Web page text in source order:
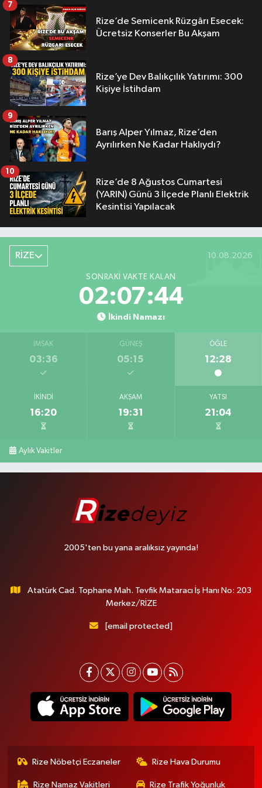
Rize’de Semicenk Rüzgârı Esecek:
Ücretsiz Konserler Bu Akşam
7
Rize’ye Dev Balıkçılık Yatırımı: 300
Kişiye İstihdam
8
Barış Alper Yılmaz, Rize’den
Ayrılırken Ne Kadar Haklıydı?
9
Rize’de 8 Ağustos Cumartesi
(YARIN) Günü 3 İlçede Planlı Elektrik
Kesintisi Yapılacak
10
RİZE 10.08.2026
SONRAKI VAKTE KALAN
02:07:43
İkindi Namazı
İMSAK
03:36
GÜNEŞ
05:15
ÖĞLE
12:28
İKINDI
16:20
AKŞAM
19:31
YATSI
21:04
Aylık Vakitler
2005'ten bu yana aralıksız yayında!
Atatürk Cad. Tophane Mah. Tevfik Mataracı İş Hanı No: 203
Merkez/RİZE
[email protected]
Rize Nöbetçi Eczaneler Rize Hava Durumu
Rize Namaz Vakitleri Rize Trafik Yoğunluk